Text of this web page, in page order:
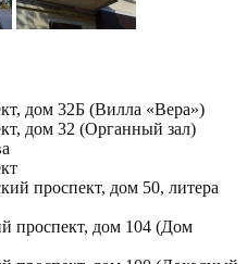
дом 32Б (Вилла «Вера»)
дом 32 (Органный зал)
проспект, дом 50, литера
проспект, дом 104 (Дом